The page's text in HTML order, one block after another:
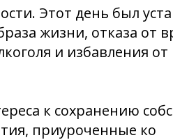
Этот день был
жизни, отказа от
и избавления от
к сохранению
приуроченные ко